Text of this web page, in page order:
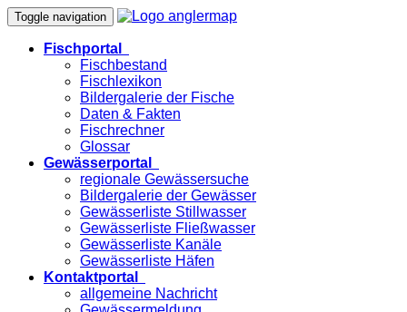
Toggle navigation
Fischportal
Fischbestand
Fischlexikon
Bildergalerie der Fische
Daten & Fakten
Fischrechner
Glossar
Gewässerportal
regionale Gewässersuche
Bildergalerie der Gewässer
Gewässerliste Stillwasser
Gewässerliste Fließwasser
Gewässerliste Kanäle
Gewässerliste Häfen
Kontaktportal
allgemeine Nachricht